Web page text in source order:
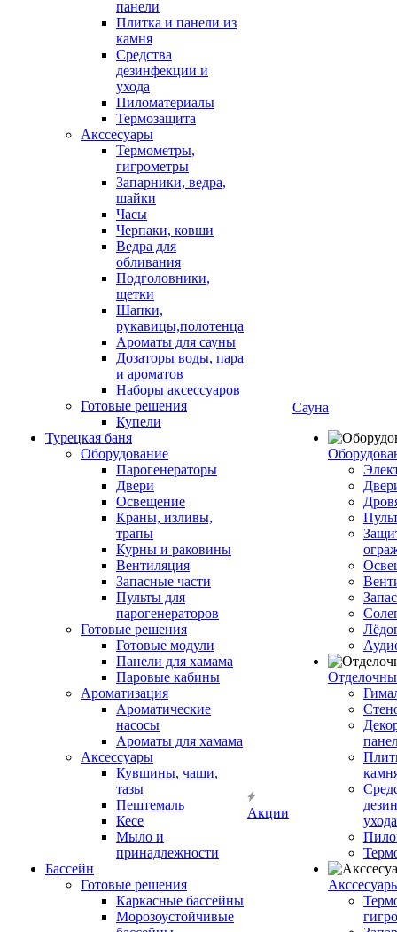
панели
Плитка и панели из
камня
Средства
дезинфекции и
ухода
Пиломатериалы
Термозащита
Аксcесуары
Термометры,
гигрометры
Запарники, ведра,
шайки
Часы
Черпаки, ковши
Ведра для
обливания
Подголовники,
щетки
Шапки,
рукавицы,полотенца
Ароматы для сауны
Дозаторы воды, пара
и ароматов
Наборы аксессуаров
Готовые решения
Купели
Турецкая баня
Оборудование
Парогенераторы
Двери
Освещение
Краны, изливы,
трапы
Курны и раковины
Вентиляция
Запасные части
Пульты для
парогенераторов
Готовые решения
Готовые модули
Панели для хамама
Паровые кабины
Ароматизация
Ароматические
насосы
Ароматы для хамама
Аксессуары
Кувшины, чаши,
тазы
Пештемаль
Кесе
Мыло и
принадлежности
Бассейн
Готовые решения
Каркасные бассейны
Морозоустойчивые
Акции
Сауна
ухода